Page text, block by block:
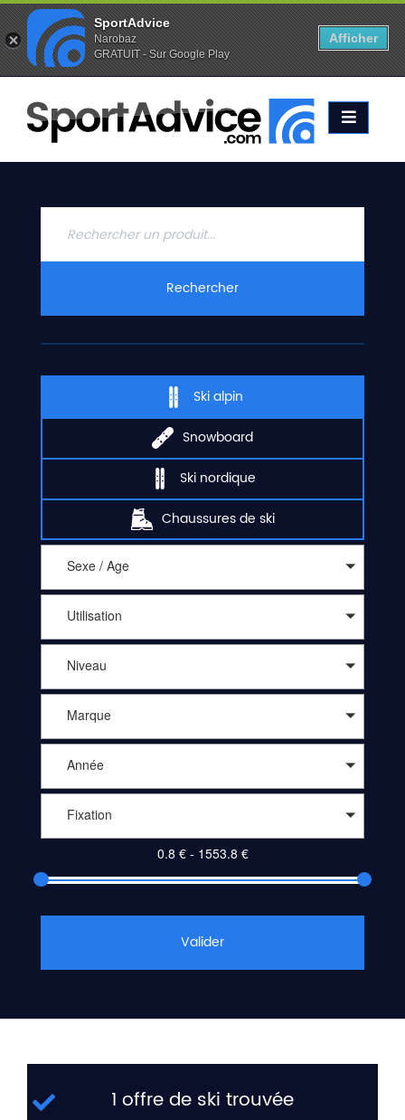
Favoris (0) Alertes (0)
ACCUEIL
SKIS
2020
CONTACT
Rechercher
Ski alpin
Snowboard
Ski nordique
Chaussures de ski
Sexe / Age
Utilisation
Niveau
Marque
Année
Fixation
Valider
1 offre de ski trouvée
SportAdvice
Narobaz
GRATUIT - Sur Google Play
Afficher